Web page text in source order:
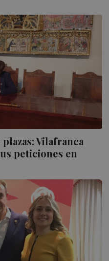
Vilafranca
peticiones en